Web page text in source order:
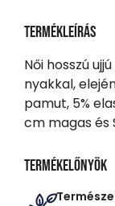
Termékleírás
Női hosszú
nyakkal,
pamut, 5%
cm magas és
Termékelőnyök